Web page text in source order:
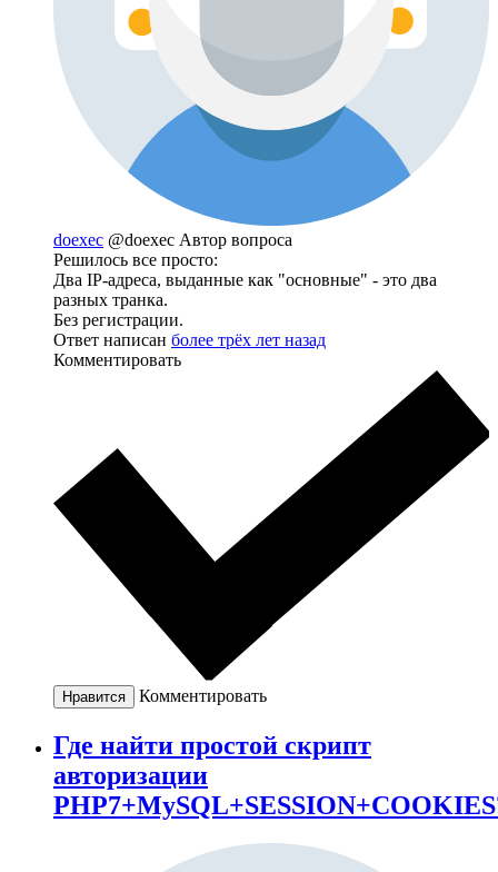
doexec @doexec Автор вопроса
Решилось все просто:
Два IP-адреса, выданные как "основные" - это два
разных транка.
Без регистрации.
Ответ написан более трёх лет назад
Комментировать
Нравится Комментировать
Где найти простой скрипт
авторизации